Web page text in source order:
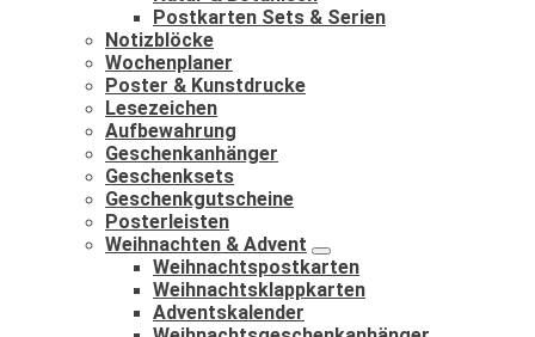
Postkarten Sets & Serien
Notizblöcke
Wochenplaner
Poster & Kunstdrucke
Lesezeichen
Aufbewahrung
Geschenkanhänger
Geschenksets
Geschenkgutscheine
Posterleisten
Weihnachten & Advent
Weihnachtspostkarten
Weihnachtsklappkarten
Adventskalender